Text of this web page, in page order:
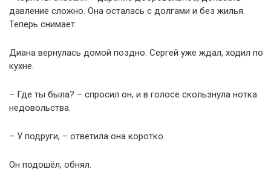
давление сложно. Она осталась с долгами и без жилья.
Теперь снимает.
Диана вернулась домой поздно. Сергей уже ждал, ходил по
кухне.
– Где ты была? – спросил он, и в голосе скользнула нотка
недовольства.
– У подруги, – ответила она коротко.
Он подошёл, обнял.